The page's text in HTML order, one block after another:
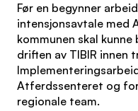
Før en begynner
intensjonsavtale med
kommunen skal
driften av TIBIR innen
Atferdssenteret og
regionale team.